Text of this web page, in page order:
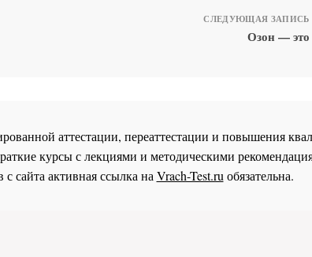
СЛЕДУЮЩАЯ ЗАПИСЬ
Озон — это
аттестации, переаттестации и повышения
курсы с лекциями и методическими
сайта активная ссылка наVrach-Test.ruобязательна.